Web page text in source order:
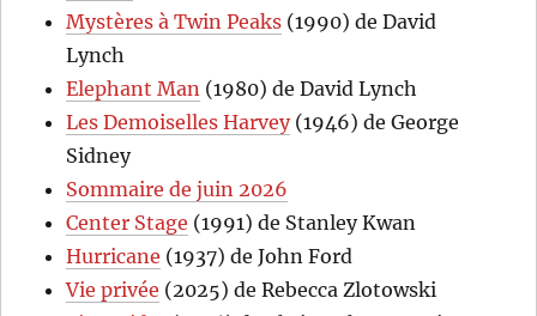
Mystères à Twin Peaks (1990) de David
Lynch
Elephant Man (1980) de David Lynch
Les Demoiselles Harvey(1946) de George
Sidney
Sommaire de juin 2026
Center Stage (1991) de Stanley Kwan
Hurricane (1937) de John Ford
Vie privée (2025) de Rebecca Zlotowski